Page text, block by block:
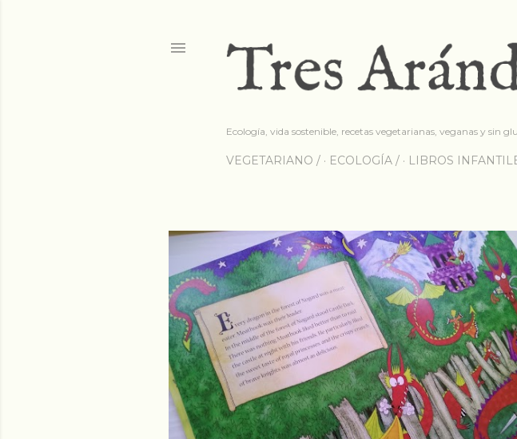
Ecología, vida sostenible, recetas vegetarianas, veganas y sin
VEGETARIANO / ECOLOGÍA / LIBROS
E
n
t
r
a
d